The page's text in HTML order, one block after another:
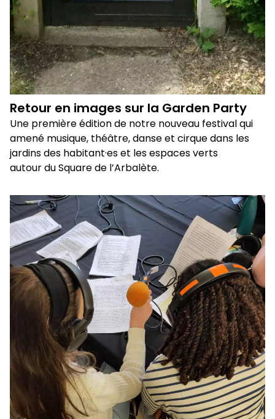
Retour en images sur la Garden Party
Une première édition de notre nouveau festival qui
amené musique, théâtre, danse et cirque dans les
jardins des habitant·es et les espaces verts
autour du Square de l’Arbalète.